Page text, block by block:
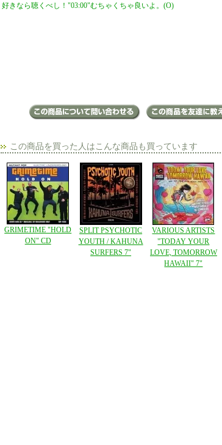
好きなら聴くべし！"03:00"むちゃくちゃ良いよ。(O)
この商品を買った人はこんな商品も買っています
GRIMETIME "HOLD
ON" CD
SPLIT PSYCHOTIC
YOUTH / KAHUNA
SURFERS 7"
VARIOUS ARTISTS
"TODAY YOUR
LOVE, TOMORROW
HAWAII" 7"